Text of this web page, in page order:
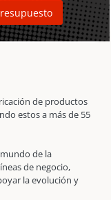
de productos
estos a más de 55
de la
de negocio,
la evolución y